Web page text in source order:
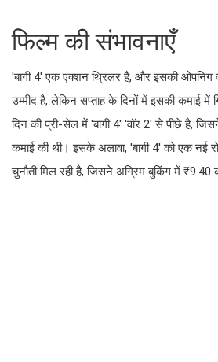
फिल्म की संभावनाएँ
'बागी 4' एक एक्शन थ्रिलर है, और इसकी ओपनिंग
उम्मीद है, लेकिन सप्ताह के दिनों में इसकी कमाई
दिन की प्री-सेल में 'बागी 4' 'वॉर 2' से पीछे है,
कमाई की थी। इसके अलावा, 'बागी 4' को एक नई
चुनौती मिल रही है, जिसने अग्रिम बुकिंग में ₹9.40